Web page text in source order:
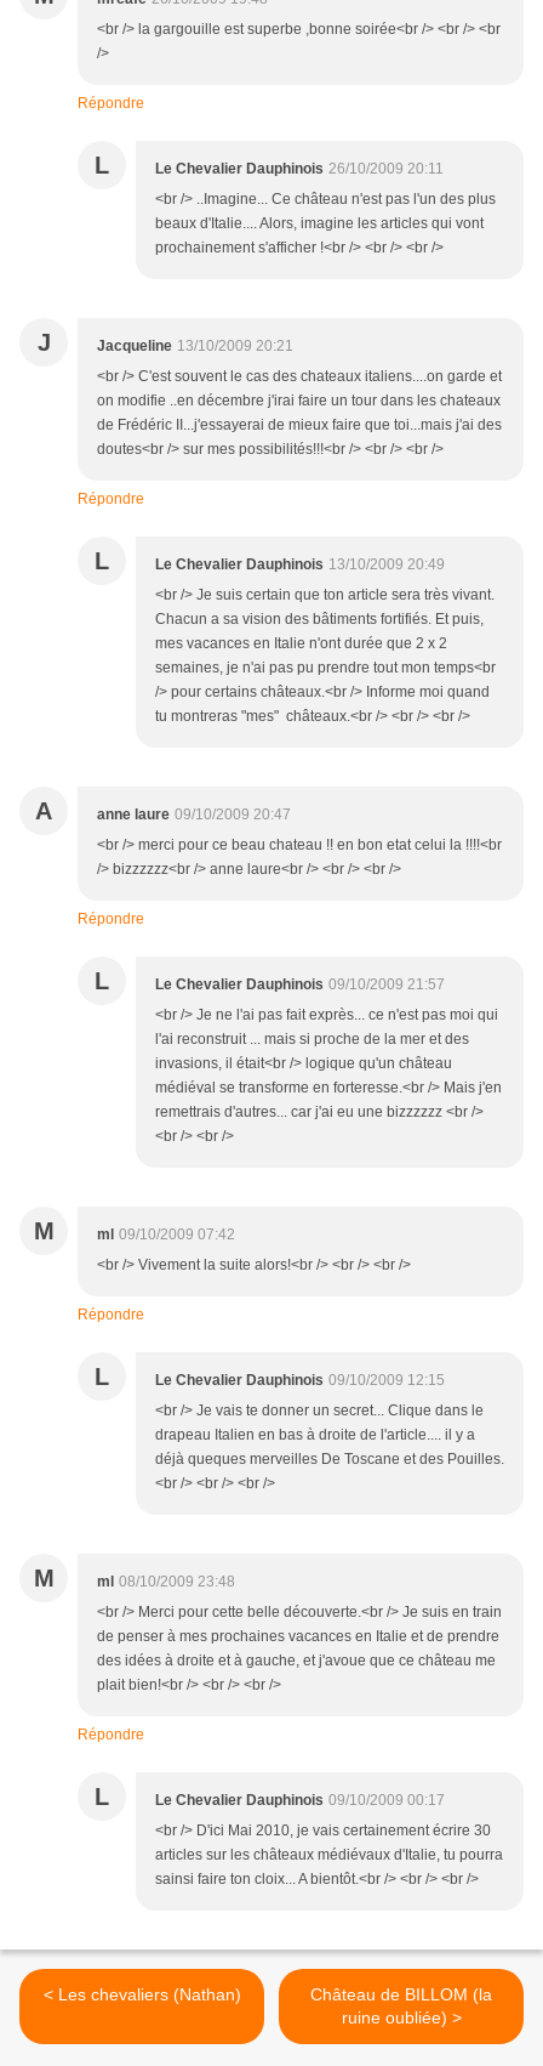
<br /> la gargouille est superbe ,bonne soirée<br /> <br /> <br
/>
Répondre
L Le Chevalier Dauphinois 26/10/2009 20:11
<br /> ..Imagine... Ce château n'est pas l'un des plus
beaux d'Italie.... Alors, imagine les articles qui vont
prochainement s'afficher !<br /> <br /> <br />
J Jacqueline 13/10/2009 20:21
<br /> C'est souvent le cas des chateaux italiens....on garde et
on modifie ..en décembre j'irai faire un tour dans les chateaux
de Frédéric II...j'essayerai de mieux faire que toi...mais j'ai des
doutes<br /> sur mes possibilités!!!<br /> <br /> <br />
Répondre
L Le Chevalier Dauphinois 13/10/2009 20:49
<br /> Je suis certain que ton article sera très vivant.
Chacun a sa vision des bâtiments fortifiés. Et puis,
mes vacances en Italie n'ont durée que 2 x 2
semaines, je n'ai pas pu prendre tout mon temps<br
/> pour certains châteaux.<br /> Informe moi quand
tu montreras "mes" châteaux.<br /> <br /> <br />
A anne laure 09/10/2009 20:47
<br /> merci pour ce beau chateau !! en bon etat celui la !!!!<br
/> bizzzzzz<br /> anne laure<br /> <br /> <br />
Répondre
L Le Chevalier Dauphinois 09/10/2009 21:57
<br /> Je ne l'ai pas fait exprès... ce n'est pas moi qui
l'ai reconstruit ... mais si proche de la mer et des
invasions, il était<br /> logique qu'un château
médiéval se transforme en forteresse.<br /> Mais j'en
remettrais d'autres... car j'ai eu une bizzzzzz <br />
<br /> <br />
M ml 09/10/2009 07:42
<br /> Vivement la suite alors!<br /> <br /> <br />
Répondre
L Le Chevalier Dauphinois 09/10/2009 12:15
<br /> Je vais te donner un secret... Clique dans le
drapeau Italien en bas à droite de l'article.... il y a
déjà queques merveilles De Toscane et des Pouilles.
<br /> <br /> <br />
M ml 08/10/2009 23:48
<br /> Merci pour cette belle découverte.<br /> Je suis en train
de penser à mes prochaines vacances en Italie et de prendre
des idées à droite et à gauche, et j'avoue que ce château me
plait bien!<br /> <br /> <br />
Répondre
L Le Chevalier Dauphinois 09/10/2009 00:17
<br /> D'ici Mai 2010, je vais certainement écrire 30
articles sur les châteaux médiévaux d'Italie, tu pourra
sainsi faire ton cloix... A bientôt.<br /> <br /> <br />
< Les chevaliers (Nathan)
Château de BILLOM (la
ruine oubliée) >